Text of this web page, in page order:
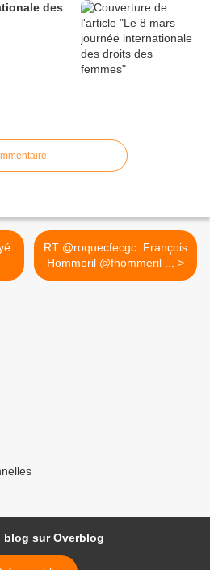
des
RT @roquecfecgc: François
Hommeril @fhommeril ... >
blog sur Overblog